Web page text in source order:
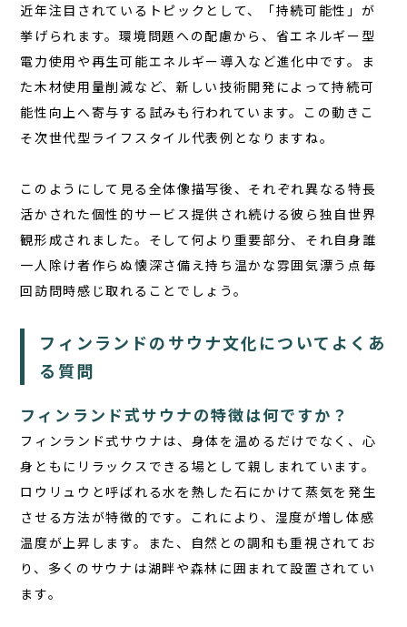
近年注目されているトピックとして、「持続可能性」が
挙げられます。環境問題への配慮から、省エネルギー型
電力使用や再生可能エネルギー導入など進化中です。ま
た木材使用量削減など、新しい技術開発によって持続可
能性向上へ寄与する試みも行われています。この動きこ
そ次世代型ライフスタイル代表例となりますね。
このようにして見る全体像描写後、それぞれ異なる特長
活かされた個性的サービス提供され続ける彼ら独自世界
観形成されました。そして何より重要部分、それ自身誰
一人除け者作らぬ懐深さ備え持ち温かな雰囲気漂う点毎
回訪問時感じ取れることでしょう。
フィンランドのサウナ文化についてよくあ
る質問
フィンランド式サウナの特徴は何ですか？
フィンランド式サウナは、身体を温めるだけでなく、心
身ともにリラックスできる場として親しまれています。
ロウリュウ と呼ばれる水を熱した石にかけて蒸気を発生
させる方法が特徴的です。これにより、湿度が増し体感
温度が上昇します。また、自然との調和も重視されてお
り、多くのサウナは湖畔や森林に囲まれて設置されてい
ます。